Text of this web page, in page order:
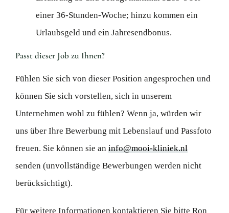
einer 36-Stunden-Woche; hinzu kommen ein
Urlaubsgeld und ein Jahresendbonus.
Passt dieser Job zu Ihnen?
Fühlen Sie sich von dieser Position angesprochen und
können Sie sich vorstellen, sich in unserem
Unternehmen wohl zu fühlen? Wenn ja, würden wir
uns über Ihre Bewerbung mit Lebenslauf und Passfoto
freuen. Sie können sie an info@mooi-kliniek.nl
senden (unvollständige Bewerbungen werden nicht
berücksichtigt).
Für weitere Informationen kontaktieren Sie bitte Ron